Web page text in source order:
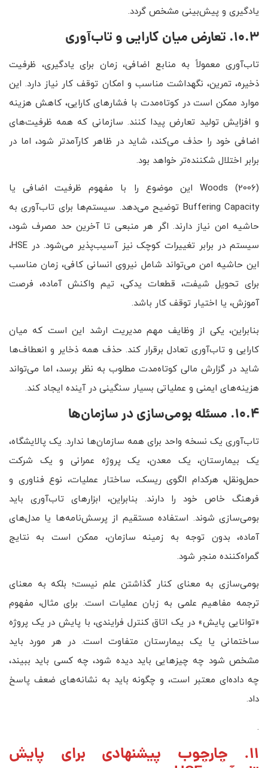
یادگیری و پیش‌بینی مشخص گردد.
10.3. تعارض میان کارایی و تاب‌آوری
تاب‌آوری معمولاً به منابع اضافی، زمان برای یادگیری، ظرفیت
ذخیره، تمرین، نگهداشت مناسب و امکان توقف کار نیاز دارد. این
موارد ممکن است در کوتاه‌مدت با فشارهای کارایی، کاهش هزینه
و افزایش تولید تعارض پیدا کنند. سازمانی که همه ظرفیت‌های
اضافی خود را حذف می‌کند، شاید در ظاهر کارآمدتر شود، اما در
برابر اختلال شکننده‌تر خواهد بود.
Woods (2006) این موضوع را با مفهوم ظرفیت اضافی یا
Buffering Capacity توضیح می‌دهد. سیستم‌ها برای تاب‌آوری به
حاشیه امن نیاز دارند. اگر هر منبعی تا آخرین حد مصرف شود،
سیستم در برابر تغییرات کوچک نیز آسیب‌پذیر می‌شود. در HSE،
این حاشیه امن می‌تواند شامل نیروی انسانی کافی، زمان مناسب
برای تحویل شیفت، قطعات یدکی، تیم واکنش آماده، فرصت
آموزش، یا اختیار توقف کار باشد.
بنابراین، یکی از وظایف مهم مدیریت ارشد این است که میان
کارایی و تاب‌آوری تعادل برقرار کند. حذف همه ذخایر و انعطاف‌ها
شاید در گزارش مالی کوتاه‌مدت مطلوب به نظر برسد، اما می‌تواند
هزینه‌های ایمنی و عملیاتی بسیار سنگینی در آینده ایجاد کند.
10.4. مسئله بومی‌سازی در سازمان‌ها
تاب‌آوری یک نسخه واحد برای همه سازمان‌ها ندارد. یک پالایشگاه،
یک بیمارستان، یک معدن، یک پروژه عمرانی و یک شرکت
حمل‌ونقل، هرکدام الگوی ریسک، ساختار عملیات، نوع فناوری و
فرهنگ خاص خود را دارند. بنابراین، ابزارهای تاب‌آوری باید
بومی‌سازی شوند. استفاده مستقیم از پرسش‌نامه‌ها یا مدل‌های
آماده، بدون توجه به زمینه سازمان، ممکن است به نتایج
گمراه‌کننده منجر شود.
بومی‌سازی به معنای کنار گذاشتن علم نیست؛ بلکه به معنای
ترجمه مفاهیم علمی به زبان عملیات است. برای مثال، مفهوم
«توانایی پایش» در یک اتاق کنترل فرایندی، با پایش در یک پروژه
ساختمانی یا یک بیمارستان متفاوت است. در هر مورد باید
مشخص شود چه چیزهایی باید دیده شود، چه کسی باید ببیند،
چه داده‌ای معتبر است، و چگونه باید به نشانه‌های ضعف پاسخ
داد.
.
11. چارچوب پیشنهادی برای پایش